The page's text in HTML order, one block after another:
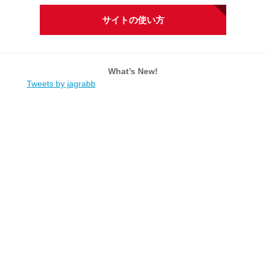
サイトの使い方
What’s New!
Tweets by jagrabb